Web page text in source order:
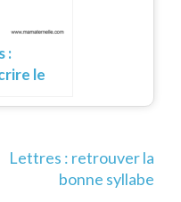
:
le
Lettres : retrouver la
bonne syllabe